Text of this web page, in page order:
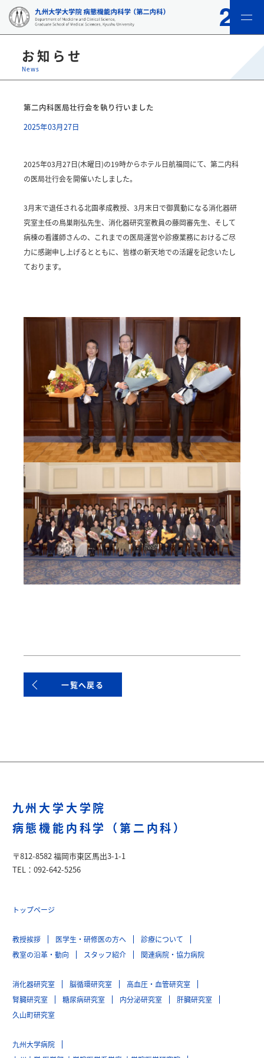
menu
お知らせ
News
第二内科医局壮行会を執り行いました
2025年03月27日
2025年03月27日(木曜日)の19時からホテル日航福岡にて、第二内科
の医局壮行会を開催いたしました。
3月末で退任される北園孝成教授、3月末日で御異動になる消化器研
究室主任の鳥巣剛弘先生、消化器研究室教員の藤岡審先生、そして
病棟の看護師さんの、これまでの医局運営や診療業務におけるご尽
力に感謝申し上げるとともに、皆様の新天地での活躍を記念いたし
ております。
一覧へ戻る
九州大学大学院
病態機能内科学（第二内科）
〒812-8582 福岡市東区馬出3-1-1
TEL：092-642-5256
トップページ
教授挨拶 医学生・研修医の方へ
診療について
教室の沿革・動向
スタッフ紹介 関連病院・協力病院
消化器研究室 脳循環研究室
高血圧・血管研究室
腎臓研究室
糖尿病研究室 内分泌研究室
肝臓研究室
久山町研究室
九州大学病院